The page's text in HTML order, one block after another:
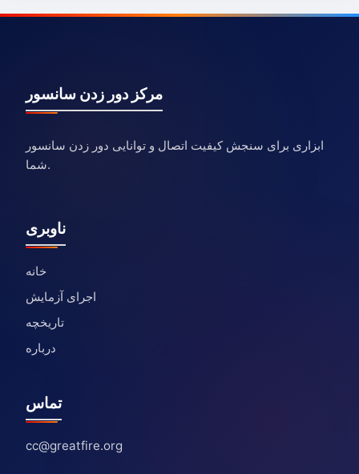
مرکز دور زدن سانسور
ابزاری برای سنجش کیفیت اتصال و توانایی دور زدن سانسور
شما.
ناوبری
خانه
اجرای آزمایش
تاریخچه
درباره
تماس
cc@greatfire.org